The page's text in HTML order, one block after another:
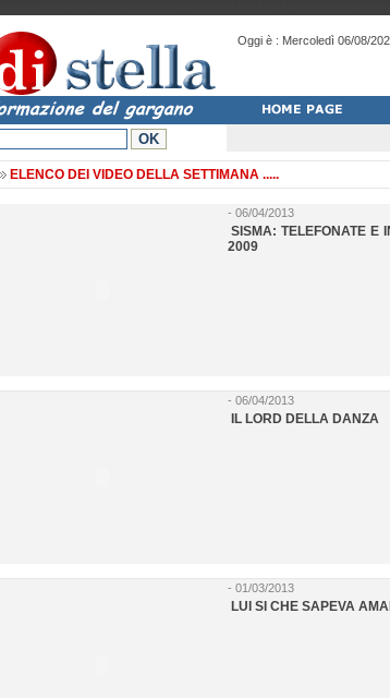
Oggi è : Mercoledì 06/08/
ELENCO DEI VIDEO DELLA SETTIMANA .....
- 06/04/2013
SISMA: TELEFONATE E
2009
- 06/04/2013
IL LORD DELLA DANZA
- 01/03/2013
LUI SI CHE SAPEVA